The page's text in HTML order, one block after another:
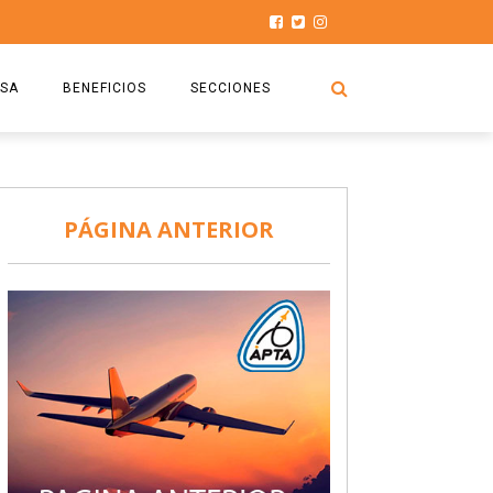
BENEFICIOS
COMISIÓN
SECCIONES
SEGURIDAD AÉREA
TURISMO Y RECREACIÓN
VIDEOS
PÁGINA ANTERIOR